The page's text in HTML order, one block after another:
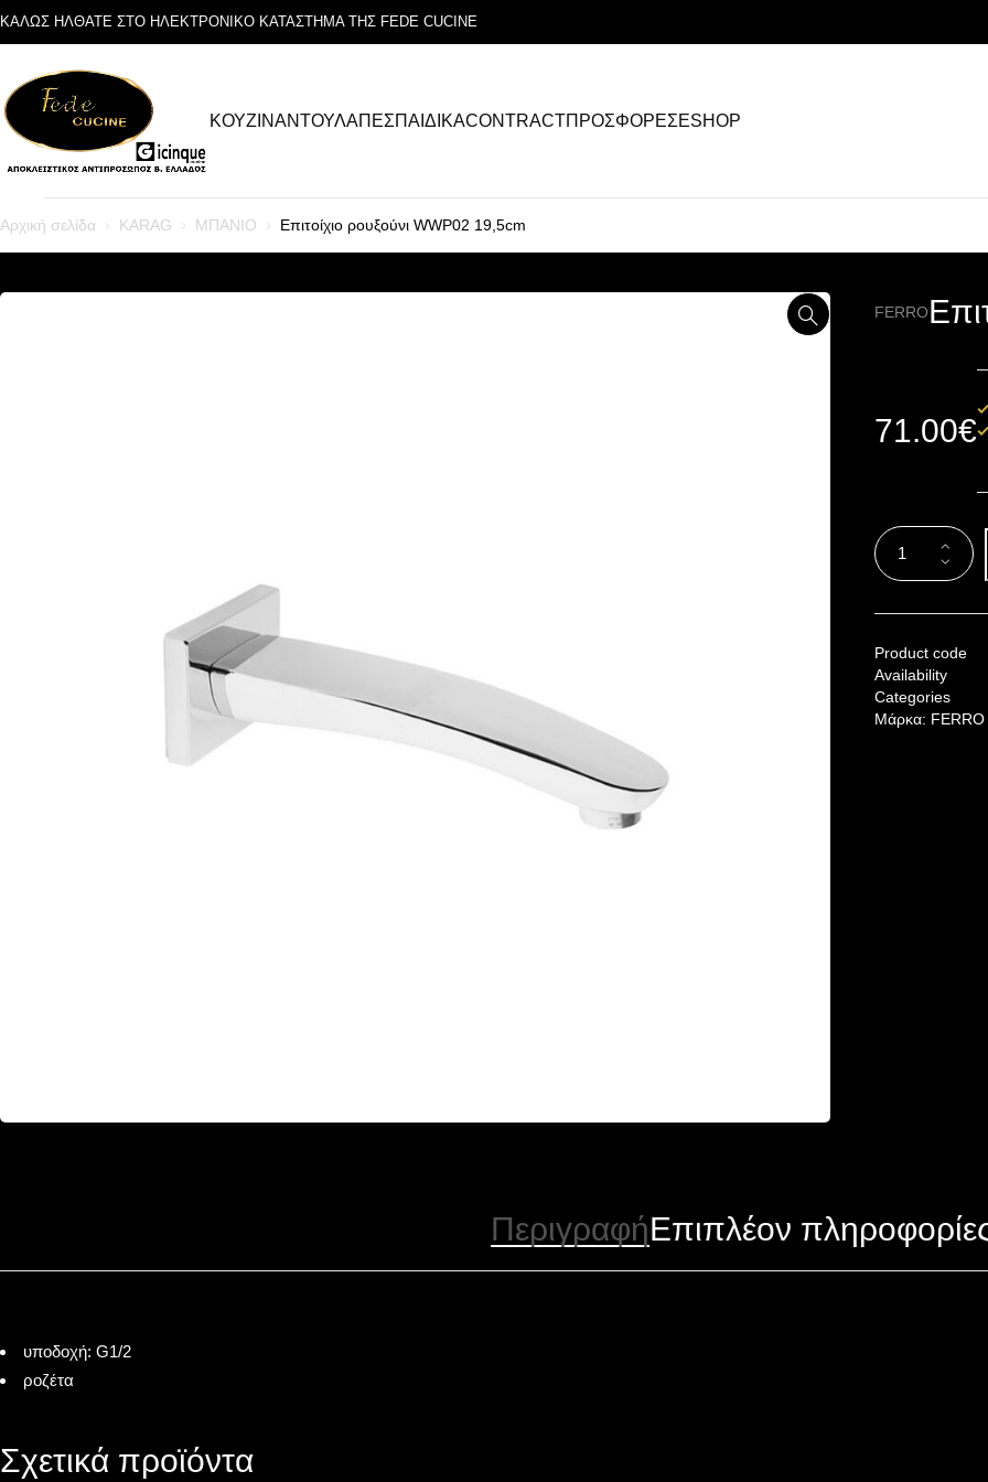
ΚΑΛΩΣ ΗΛΘΑΤΕ ΣΤΟ ΗΛΕΚΤΡΟΝΙΚΟ ΚΑΤΑΣΤΗΜΑ ΤΗΣ FEDE CUCINE
ΚΟΥΖΙΝΑΝΤΟΥΛΑΠΕΣΠΑΙΔΙΚΑCONTRACTΠΡΟΣΦΟΡΕΣESHOP
Αρχική σελίδα KARAG ΜΠΑΝΙΟ Επιτοίχιο ρουξούνι WWP02 19,5cm
FERRO
71.00€
Product code
Availability
Categories
Μάρκα: FERRO
ΠεριγραφήΕπιπλέον
υποδοχή: G1/2
ροζέτα
Σχετικά προϊόντα